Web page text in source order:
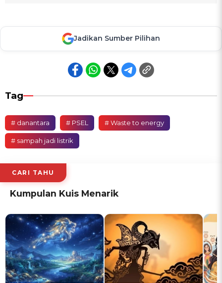
Jadikan Sumber Pilihan
Tag
# danantara # PSEL # Waste to energy
# sampah jadi listrik
CARI TAHU
Kumpulan Kuis Menarik